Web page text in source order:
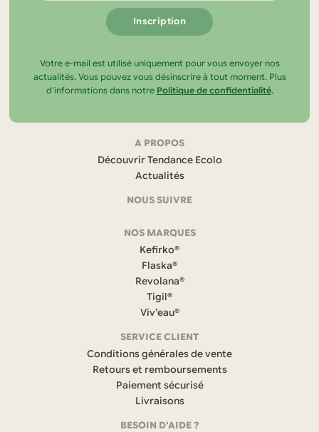
Votre e-mail est utilisé uniquement pour vous envoyer nos
actualités. Vous pouvez vous désinscrire à tout moment. Plus
d’informations dans notre Politique de confidentialité.
coordonnées
A PROPOS
Découvrir Tendance Ecolo
Actualités
NOUS SUIVRE
a
c
e
b
o
o
k
s
o
u
v
r
d
NOS MARQUES
Kefirko®
Flaska®
Revolana®
Tigil®
Viv’eau®
SERVICE CLIENT
Conditions générales de vente
Retours et remboursements
Paiement sécurisé
Livraisons
BESOIN D'AIDE ?